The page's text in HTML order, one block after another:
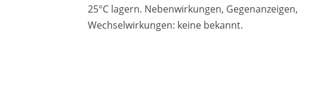
25°C lagern. Nebenwirkungen, Gegenanzeigen,
Wechselwirkungen: keine bekannt.